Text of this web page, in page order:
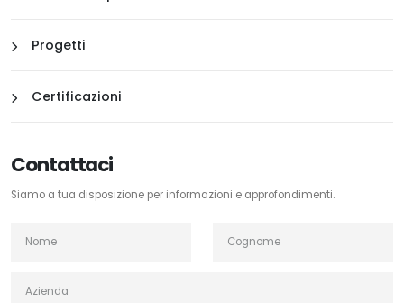
Progetti
Certificazioni
Contattaci
Siamo a tua disposizione per informazioni e approfondimenti.